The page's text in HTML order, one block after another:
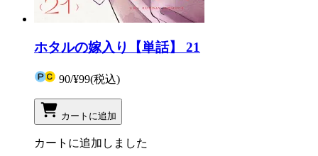
ホタルの嫁入り【単話】 21
90/¥99(税込)
カートに追加
カートに追加しました